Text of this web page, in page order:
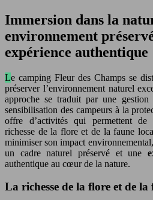
Immersion dans la
environnement
expérience authentique
Le camping Fleur des Champs se distingue par son engagement à
préserver l’environnement naturel
approche se traduit par une gestion
sensibilisation des campeurs à la
offre d’activités qui permettent de
richesse de la flore et de la faune
minimiser son impact
un cadre naturel préservé et une
authentique au cœur de la nature.
La richesse de la flore et de la